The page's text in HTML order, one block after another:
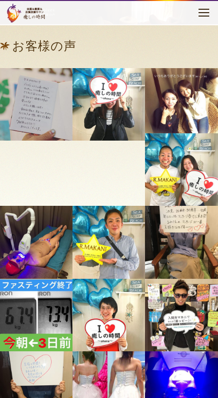
はじめに
メニュー・料金
お客様の声
セラピスト紹介
お客様の声
お客様の声